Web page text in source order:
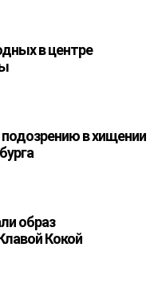
в центре
в хищении
образ
Кокой